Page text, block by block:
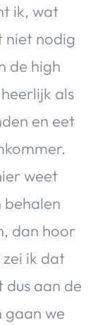
ik, wat
niet nodig
de high
als
en eet
weet
dan hoor
ik dat
dus aan de
gaan we